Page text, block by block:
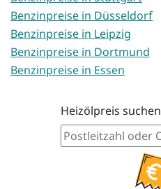
Benzinpreise in Düsseldorf
Benzinpreise in Leipzig
Benzinpreise in Dortmund
Benzinpreise in Essen
Heizölpreis suchen